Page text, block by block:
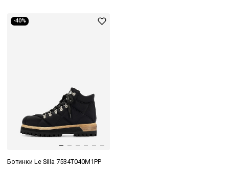
-40%
Ботинки Le Silla 7534T040M1PP